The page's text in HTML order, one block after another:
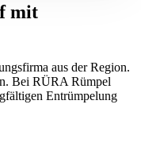
mit
aus der Region.
Bei RÜRA Rümpel
Entrümpelung